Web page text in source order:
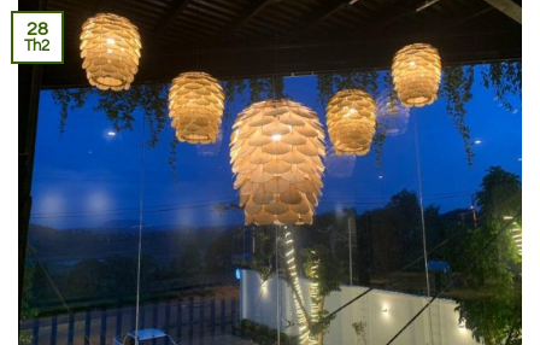
28
Th2